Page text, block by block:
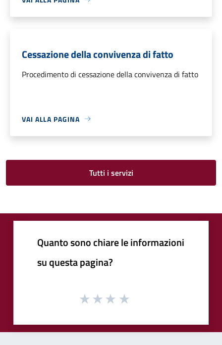
Cessazione della convivenza di fatto
Procedimento di cessazione della convivenza di fatto
VAI ALLA PAGINA
Tutti i servizi
Quanto sono chiare le informazioni
su questa pagina?